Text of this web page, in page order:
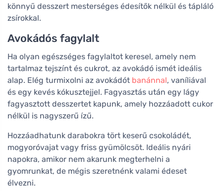
könnyű desszert mesterséges édesítők nélkül és tápláló
zsírokkal.
Avokádós fagylalt
Ha olyan egészséges fagylaltot keresel, amely nem
tartalmaz tejszínt és cukrot, az avokádó ismét ideális
alap. Elég turmixolni az avokádót banánnal, vaníliával
és egy kevés kókusztejjel. Fagyasztás után egy lágy
fagyasztott desszertet kapunk, amely hozzáadott cukor
nélkül is nagyszerű ízű.
Hozzáadhatunk darabokra tört keserű csokoládét,
mogyoróvajat vagy friss gyümölcsöt. Ideális nyári
napokra, amikor nem akarunk megterhelni a
gyomrunkat, de mégis szeretnénk valami édeset
élvezni.